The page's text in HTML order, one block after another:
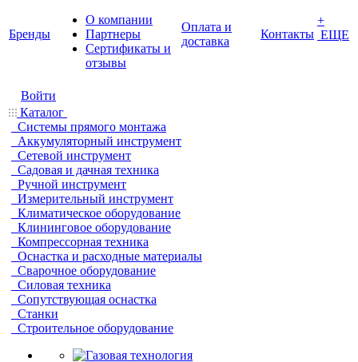
Бренды
О компании
Партнеры
Cертификаты и
отзывы
Оплата и
доставка
Контакты
+
ЕЩЕ
Войти
Каталог
Системы прямого монтажа
Аккумуляторный инструмент
Сетевой инструмент
Садовая и дачная техника
Ручной инструмент
Измерительный инструмент
Климатическое оборудование
Клининговое оборудование
Компрессорная техника
Оснастка и расходные материалы
Сварочное оборудование
Силовая техника
Сопутствующая оснастка
Станки
Строительное оборудование